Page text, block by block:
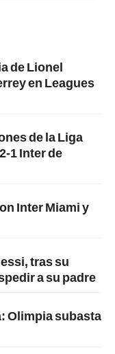
de Lionel
en Leagues
de la Liga
1 Inter de
Inter Miami y
tras su
a su padre
Olimpia subasta